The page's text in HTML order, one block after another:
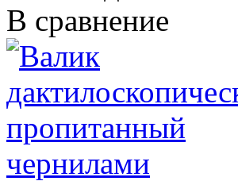
В сравнение